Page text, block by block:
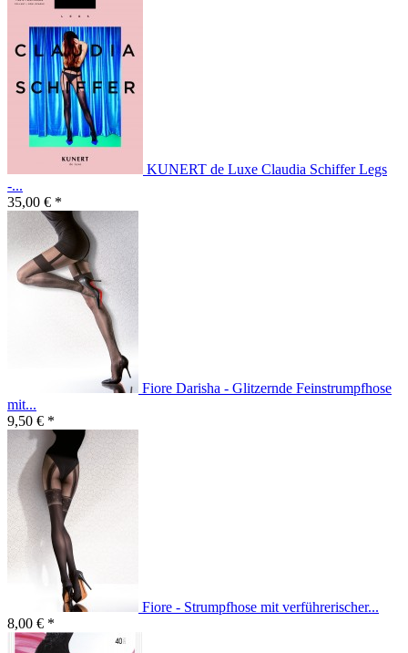
KUNERT de Luxe Claudia Schiffer Legs
-...
35,00 € *
Fiore Darisha - Glitzernde Feinstrumpfhose
mit...
9,50 € *
Fiore - Strumpfhose mit verführerischer...
8,00 € *